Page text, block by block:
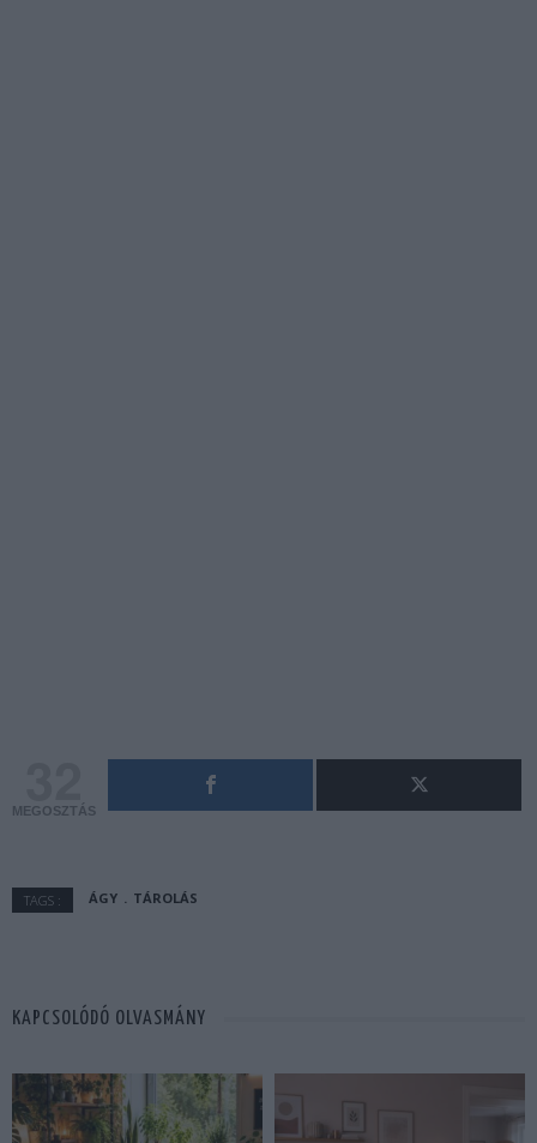
MEGOSZTÁS
TAGS : ÁGY TÁROLÁS
KAPCSOLÓDÓ OLVASMÁNY